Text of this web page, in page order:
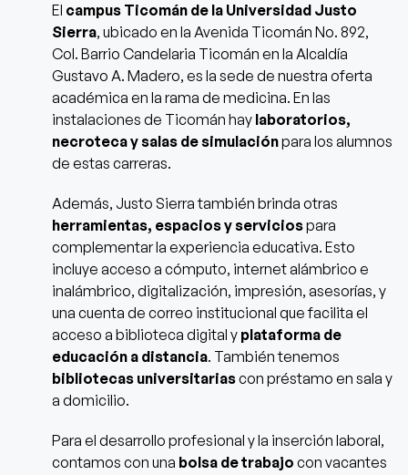
El campus Ticomán de la Universidad Justo
Sierra, ubicado en la Avenida Ticomán No. 892,
Col. Barrio Candelaria Ticomán en la Alcaldía
Gustavo A. Madero, es la sede de nuestra oferta
académica en la rama de medicina. En las
instalaciones de Ticomán hay laboratorios,
necroteca y salas de simulaciónpara los alumnos
de estas carreras.
Además, Justo Sierra también brinda otras
herramientas, espacios y serviciospara
complementar la experiencia educativa. Esto
incluye acceso a cómputo, internet alámbrico e
inalámbrico, digitalización, impresión, asesorías, y
una cuenta de correo institucional que facilita el
acceso a biblioteca digital y plataforma de
educación a distancia. También tenemos
bibliotecas universitariascon préstamo en sala y
a domicilio.
Para el desarrollo profesional y la inserción laboral,
contamos con una bolsa de trabajo con vacantes